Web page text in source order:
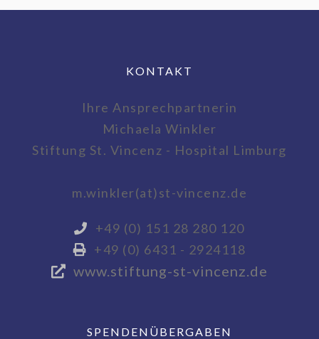
KONTAKT
Ihre Ansprechpartnerin
Michaela Winkler
Stiftung St. Vincenz - Hospital Limburg
m.winkler(at)st-vincenz.de
+49 (0) 151 28 280 120
+49 (0) 6431 - 2924118
www.stiftung-st-vincenz.de
SPENDENÜBERGABEN